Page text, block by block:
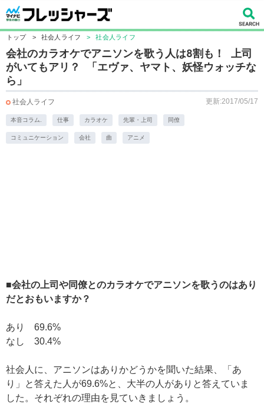
トップ > 社会人ライフ > 社会人ライフ
会社のカラオケでアニソンを歌う人は8割も！ 上司
がいてもアリ？ 「エヴァ、ヤマト、妖怪ウォッチな
ら」
社会人ライフ 更新:2017/05/17
本音コラム. 仕事 カラオケ 先輩・上司 同僚
コミュニケーション 会社 曲 アニメ
■会社の上司や同僚とのカラオケでアニソンを歌うのはあり
だとおもいますか？
あり 69.6%
なし 30.4%
社会人に、アニソンはありかどうかを聞いた結果、「あ
り」と答えた人が69.6%と、大半の人がありと答えていま
した。それぞれの理由を見ていきましょう。